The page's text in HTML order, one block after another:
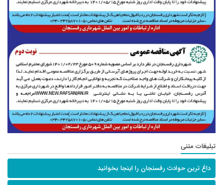
تبلیغات متنی
داغ ترین حوادث رفسنجان را اینجا بخوانید